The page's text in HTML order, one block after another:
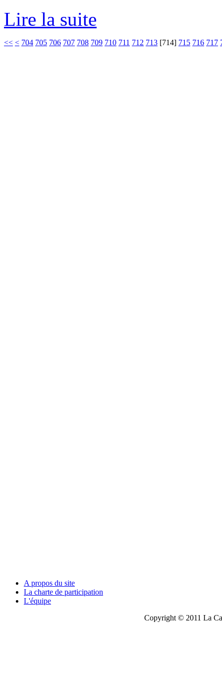
Lire la suite
<< < 704 705 706 707 708 709 710 711 712 713 [714] 715 716 717
A propos du site
La charte de participation
L'équipe
Copyright © 2011 La